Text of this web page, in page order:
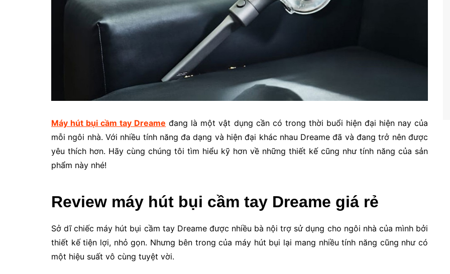
Máy hút bụi cầm tay Dreame đang là một vật dụng cần có trong thời buổi hiện đại hiện nay của
mỗi ngôi nhà. Với nhiều tính năng đa dạng và hiện đại khác nhau Dreame đã và đang trở nên được
yêu thích hơn. Hãy cùng chúng tôi tìm hiểu kỹ hơn về những thiết kế cũng như tính năng của sản
phẩm này nhé!
Review máy hút bụi cầm tay Dreame giá rẻ
Sở dĩ chiếc máy hút bụi cầm tay Dreame được nhiều bà nội trợ sử dụng cho ngôi nhà của mình bởi
thiết kế tiện lợi, nhỏ gọn. Nhưng bên trong của máy hút bụi lại mang nhiều tính năng cũng như có
một hiệu suất vô cùng tuyệt vời.